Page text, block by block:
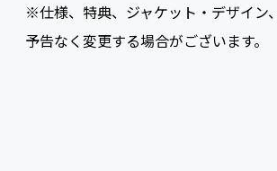
※仕様、特典、ジャケット・デザイン
予告なく変更する場合がございます。